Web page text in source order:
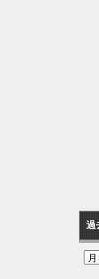
過
過